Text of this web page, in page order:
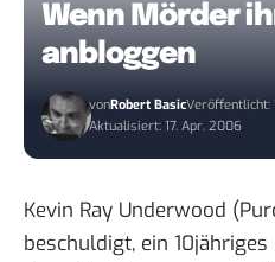
Wenn Mörder
anbloggen
vonRobert BasicVeröffentlicht:
Aktualisiert: 17. Apr. 2006
Kevin Ray Underwood
beschuldigt, ein